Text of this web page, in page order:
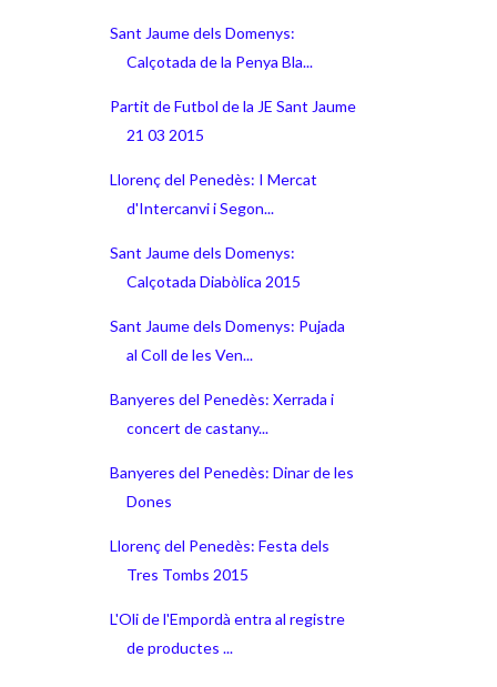
Sant Jaume dels Domenys:
Calçotada de la Penya Bla...
Partit de Futbol de la JE Sant Jaume
21 03 2015
Llorenç del Penedès: I Mercat
d'Intercanvi i Segon...
Sant Jaume dels Domenys:
Calçotada Diabòlica 2015
Sant Jaume dels Domenys: Pujada
al Coll de les Ven...
Banyeres del Penedès: Xerrada i
concert de castany...
Banyeres del Penedès: Dinar de les
Dones
Llorenç del Penedès: Festa dels
Tres Tombs 2015
L'Oli de l'Empordà entra al registre
de productes ...